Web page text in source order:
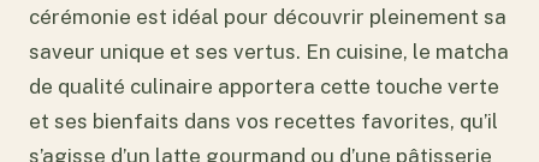
cérémonie est idéal pour découvrir pleinement sa
saveur unique et ses vertus. En cuisine, le matcha
de qualité culinaire apportera cette touche verte
et ses bienfaits dans vos recettes favorites, qu’il
s’agisse d’un latte gourmand ou d’une pâtisserie